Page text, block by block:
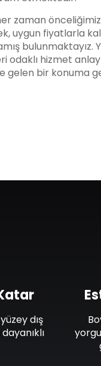
zaman
uygun fiyatlarla
bulunmaktayız.
odaklı hizmet
gelen bir konuma
dış